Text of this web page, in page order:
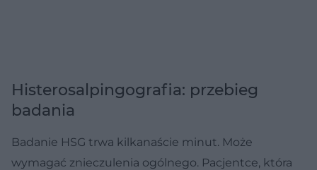
Histerosalpingografia: przebieg
badania
Badanie HSG trwa kilkanaście minut. Może
wymagać znieczulenia ogólnego. Pacjentce, która